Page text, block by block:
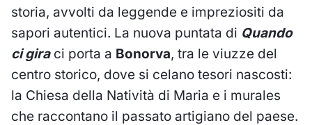
storia, avvolti da leggende e impreziositi da
sapori autentici. La nuova puntata di Quando
ci giraci porta a Bonorva, tra le viuzze del
centro storico, dove si celano tesori nascosti:
la Chiesa della Natività di Maria e i murales
che raccontano il passato artigiano del paese.